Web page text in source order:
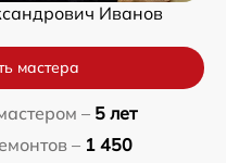
Иванов
мастера
– 5 лет
– 1 450